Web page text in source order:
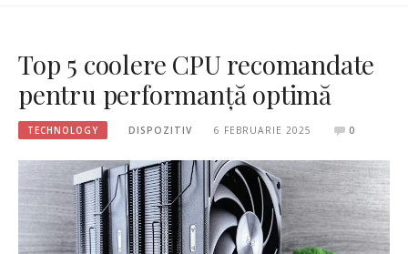
Top 5 coolere CPU recomandate
pentru performanță optimă
TECHNOLOGY DISPOZITIV 6 FEBRUARIE 2025 0